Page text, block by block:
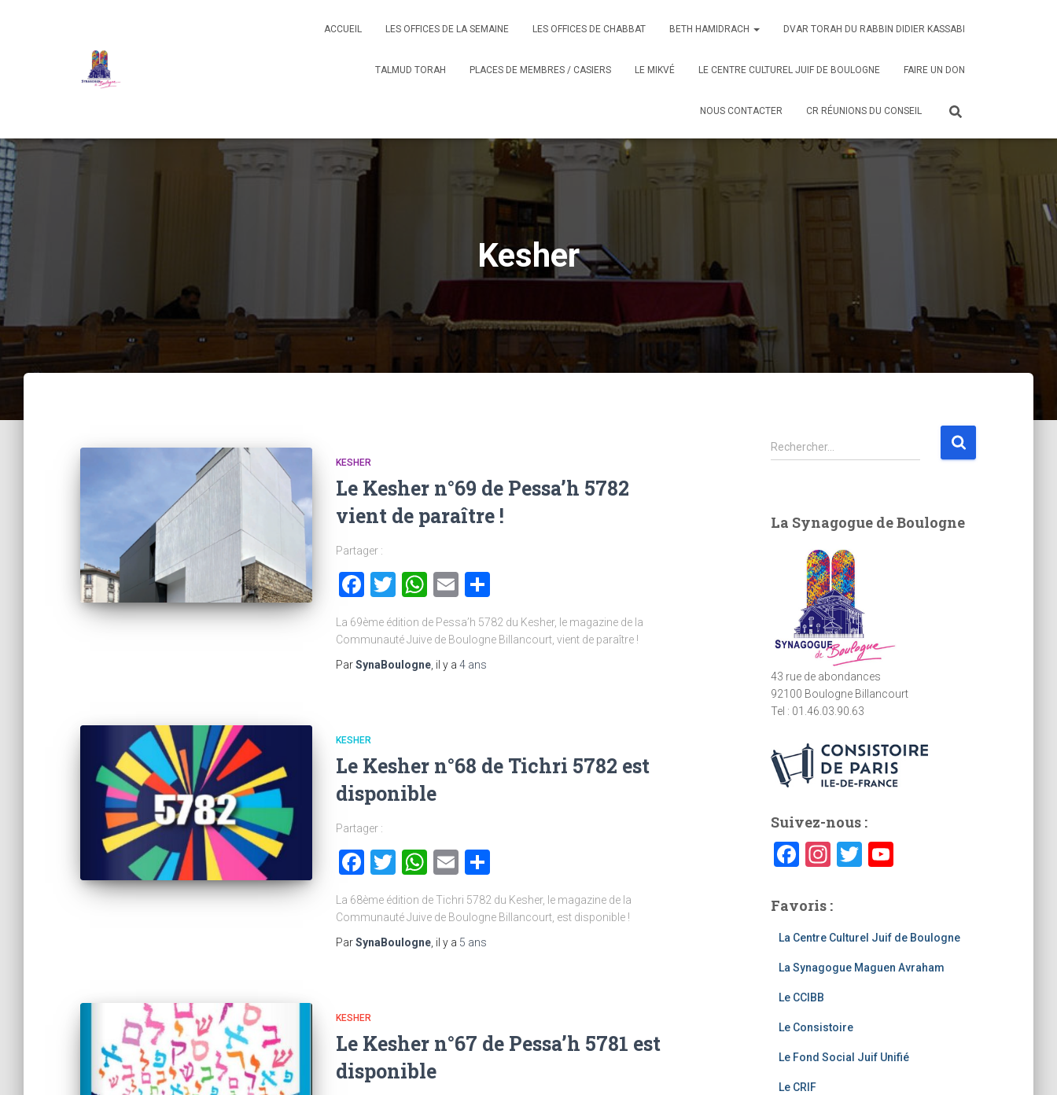
ACCUEIL LES OFFICES DE LA SEMAINE LES OFFICES DE CHABBAT BETH HAMIDRACH DVAR TORAH DU RABBIN DIDIER KASSABI
TALMUD TORAH PLACES DE MEMBRES / CASIERS LE MIKVÉ LE CENTRE CULTUREL JUIF DE BOULOGNE FAIRE UN DON
NOUS CONTACTER CR RÉUNIONS DU CONSEIL
Kesher
KESHER
Le Kesher n°69 de Pessa’h 5782
vient de paraître !
Partager :
Facebook
Twitter
WhatsApp
Email
La 69ème édition de Pessa’h 5782 du Kesher, le magazine de la
Communauté Juive de Boulogne Billancourt, vient de paraître !
ParSynaBoulogne , il y a 4 ans
KESHER
Le Kesher n°68 de Tichri 5782 est
disponible
Partager :
Facebook
Twitter
WhatsApp
Email
La 68ème édition de Tichri 5782 du Kesher, le magazine de la
Communauté Juive de Boulogne Billancourt, est disponible !
ParSynaBoulogne , il y a 5 ans
KESHER
Le Kesher n°67 de Pessa’h 5781 est
disponible
R
e
r
Rechercher…
La Synagogue de Boulogne
43 rue de abondances
92100 Boulogne Billancourt
Tel : 01.46.03.90.63
Suivez-nous :
F
c
e
o
o
k
In
a
gr
m
T
er T
u
b
h
Favoris :
La Centre Culturel Juif de Boulogne
La Synagogue Maguen Avraham
Le CCIBB
Le Consistoire
Le Fond Social Juif Unifié
Le CRIF